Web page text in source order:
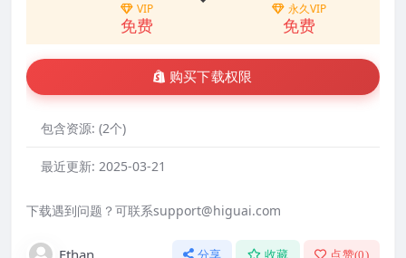
VIP
免费
永久VIP
免费
购买下载权限
包含资源: (2个)
最近更新: 2025-03-21
下载遇到问题？可联系support@higuai.com
分享 收藏 点赞(0)